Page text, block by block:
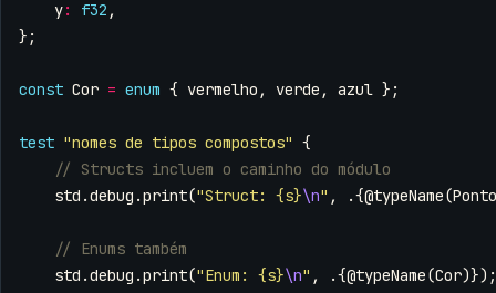
y: f32 ,
};
const Cor = enum { vermelho , verde , azul };
test "nomes de tipos compostos" {
std .debug .print("Struct: {s}\n" , .{@typeName(Ponto
std .debug .print("Enum: {s}\n" , .{@typeName(Cor)});